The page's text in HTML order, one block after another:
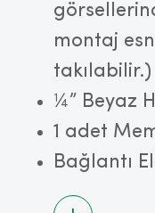
montaj
takılabilir.)
¼” Beyaz
1 adet
Bağlantı